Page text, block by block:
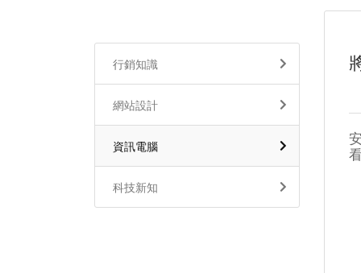
行銷知識
網站設計
資訊電腦
科技新知